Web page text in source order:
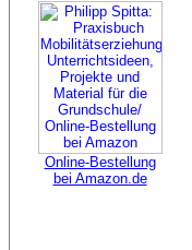
Online-Bestellung
bei Amazon.de